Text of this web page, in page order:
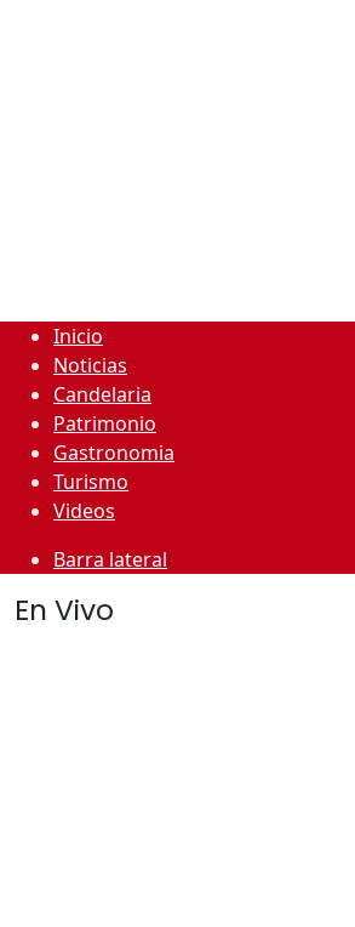
Inicio
Noticias
Candelaria
Patrimonio
Gastronomia
Turismo
Videos
Barra lateral
En Vivo